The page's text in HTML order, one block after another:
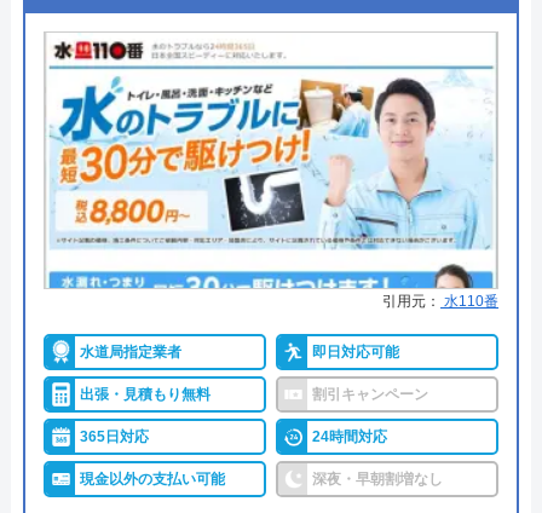
対応エリア 全国
株式会社W'WORKSがおすすめの理由
株式会社W'WORKSは、排水管・トイレ詰まりの修
理サービスを提供しております。大阪府茨木市を中
心に近畿圏内を対応エリアとしています。お住まい
の地域に対応しているかどうかはお気軽のお問い合
わせください。
営業時間は決まっており定休日もありますが、作業
ください。連絡は電話、問い合わせフォームから受
け付けております。
特殊なカメラを用いて原因を根本から解消するた
め、つまりの再発リスクを抑えることができます。
引用元： 水110番
水道局指定業者 即日対応可能
出張・見積もり無料 割引キャンペーン
365日対応 24時間対応
現金以外の支払い可能 深夜・早朝割増なし